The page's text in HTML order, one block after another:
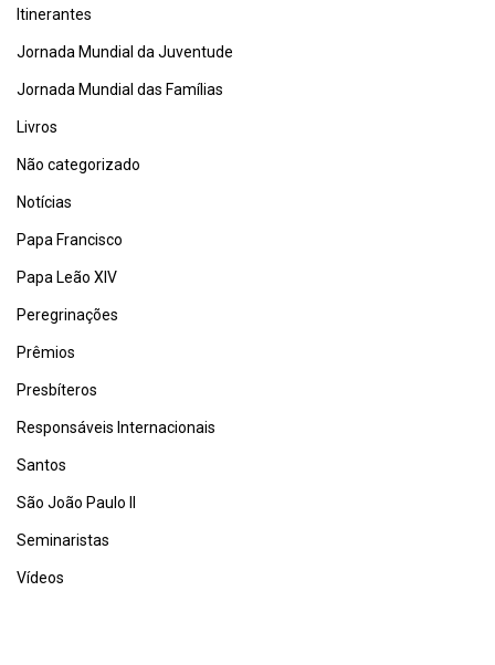
Itinerantes
Jornada Mundial da Juventude
Jornada Mundial das Famílias
Livros
Não categorizado
Notícias
Papa Francisco
Papa Leão XIV
Peregrinações
Prêmios
Presbíteros
Responsáveis Internacionais
Santos
São João Paulo II
Seminaristas
Vídeos